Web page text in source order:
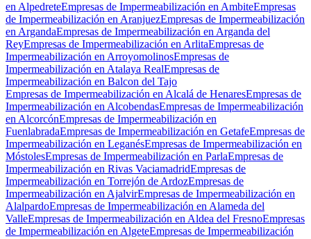
en AlpedreteEmpresas de Impermeabilización en AmbiteEmpresas
de Impermeabilización en AranjuezEmpresas de Impermeabilización
en ArgandaEmpresas de Impermeabilización en Arganda del
ReyEmpresas de Impermeabilización en ArlitaEmpresas de
Impermeabilización en ArroyomolinosEmpresas de
Impermeabilización en Atalaya RealEmpresas de
Impermeabilización en Balcon del Tajo
Empresas de Impermeabilización en Alcalá de HenaresEmpresas de
Impermeabilización en AlcobendasEmpresas de Impermeabilización
en AlcorcónEmpresas de Impermeabilización en
FuenlabradaEmpresas de Impermeabilización en GetafeEmpresas de
Impermeabilización en LeganésEmpresas de Impermeabilización en
MóstolesEmpresas de Impermeabilización en ParlaEmpresas de
Impermeabilización en Rivas VaciamadridEmpresas de
Impermeabilización en Torrejón de ArdozEmpresas de
Impermeabilización en AjalvirEmpresas de Impermeabilización en
AlalpardoEmpresas de Impermeabilización en Alameda del
ValleEmpresas de Impermeabilización en Aldea del FresnoEmpresas
de Impermeabilización en AlgeteEmpresas de Impermeabilización